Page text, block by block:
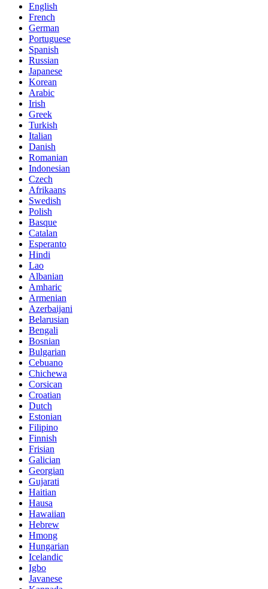
English
French
German
Portuguese
Spanish
Russian
Japanese
Korean
Arabic
Irish
Greek
Turkish
Italian
Danish
Romanian
Indonesian
Czech
Afrikaans
Swedish
Polish
Basque
Catalan
Esperanto
Hindi
Lao
Albanian
Amharic
Armenian
Azerbaijani
Belarusian
Bengali
Bosnian
Bulgarian
Cebuano
Chichewa
Corsican
Croatian
Dutch
Estonian
Filipino
Finnish
Frisian
Galician
Georgian
Gujarati
Haitian
Hausa
Hawaiian
Hebrew
Hmong
Hungarian
Icelandic
Igbo
Javanese